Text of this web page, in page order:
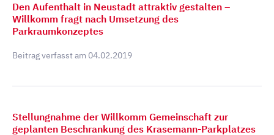
Den Aufenthalt in Neustadt attraktiv gestalten –
Willkomm fragt nach Umsetzung des
Parkraumkonzeptes
Beitrag verfasst am 04.02.2019
Stellungnahme der Willkomm Gemeinschaft zur
geplanten Beschrankung des Krasemann-Parkplatzes